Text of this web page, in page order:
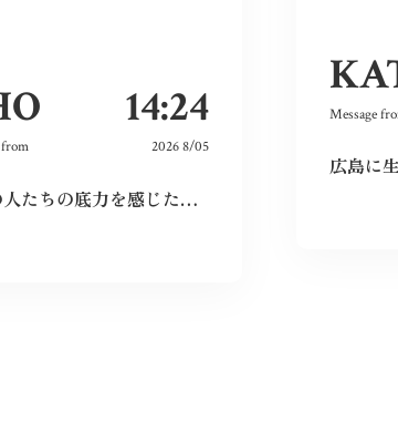
14:24
from 2026 8/05
広島の人たちの底力を感じた。今私たちはそれを受け継ぐことができているのだろうか。平和とは何か、問い続けたい。
Message